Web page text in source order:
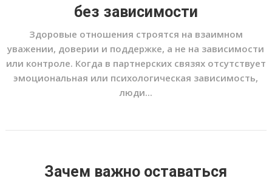
без зависимости
Здоровые отношения строятся на взаимном
уважении, доверии и поддержке, а не на зависимости
или контроле. Когда в партнерских связях отсутствует
эмоциональная или психологическая зависимость,
люди...
Зачем важно оставаться